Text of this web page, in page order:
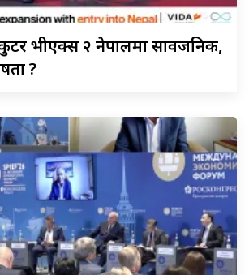
भीएक्स २ नेपालमा सार्वजनिक,
?